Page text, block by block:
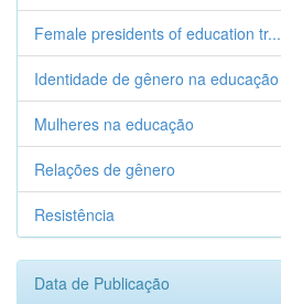
Female presidents of education tr...
Identidade de gênero na educação
Mulheres na educação
Relações de gênero
Resistência
Data de Publicação